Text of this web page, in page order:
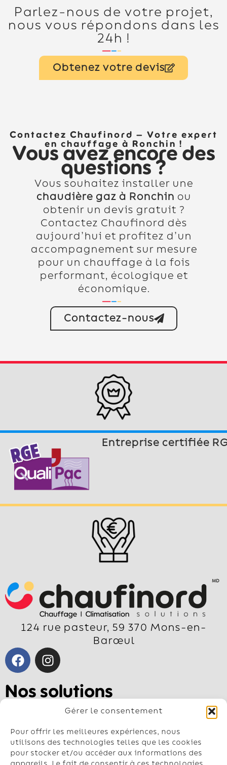
Gérer le consentement
Pour offrir les meilleures expériences, nous
utilisons des technologies telles que les cookies
pour stocker et/ou accéder aux informations des
Parlez-nous de votre projet,
nous vous répondons dans les
24h !
Obtenez votre devis
Contactez Chaufinord – Votre expert
en chauffage à Ronchin !
Vous avez encore des
questions ?
Vous souhaitez installer une
chaudière gaz à Ronchin ou
obtenir un devis gratuit ?
Contactez Chaufinord dès
aujourd’hui et profitez d’un
accompagnement sur mesure
pour un chauffage à la fois
performant, écologique et
économique.
Contactez-nous
Entreprise certifiée
124 rue pasteur, 59 370 Mons-en-
Barœul
Nos solutions
Pompe à chaleur air-air
Géothermie
Chauffe-eau
Climatisation